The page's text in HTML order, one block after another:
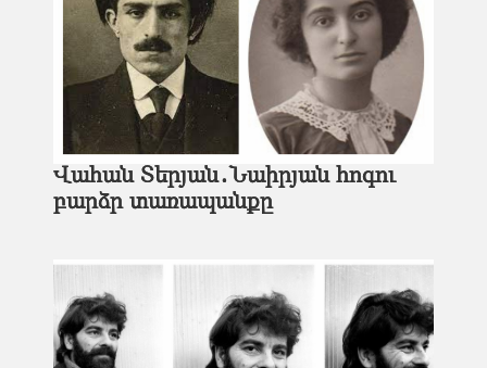
Վահան Տերյան․Նաիրյան հոգու
բարձր տառապանքը